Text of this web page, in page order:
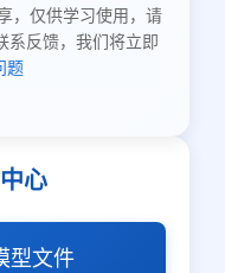
，仅供学习使用，请
系反馈，我们将立即
题
心
型文件